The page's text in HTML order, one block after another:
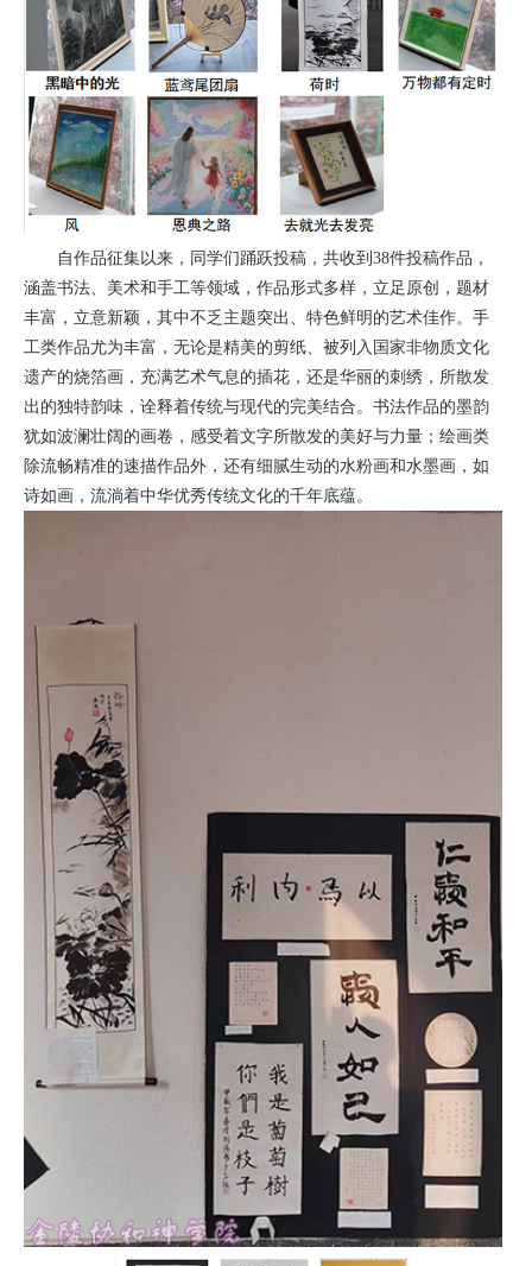
自作品征集以来，同学们踊跃投稿，共收到38件投稿作品，
涵盖书法、美术和手工等领域，作品形式多样，立足原创，题材
丰富，立意新颖，其中不乏主题突出、特色鲜明的艺术佳作。手
工类作品尤为丰富，无论是精美的剪纸、被列入国家非物质文化
遗产的烧箔画，充满艺术气息的插花，还是华丽的刺绣，所散发
出的独特韵味，诠释着传统与现代的完美结合。书法作品的墨韵
犹如波澜壮阔的画卷，感受着文字所散发的美好与力量；绘画类
除流畅精准的速描作品外，还有细腻生动的水粉画和水墨画，如
诗如画，流淌着中华优秀传统文化的千年底蕴。